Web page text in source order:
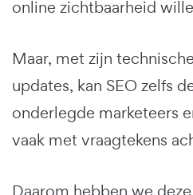
online zichtbaarheid
Maar, met zijn
updates, kan SEO zelfs
onderlegde marketeers
vaak met vraagtekens
Daarom hebben we